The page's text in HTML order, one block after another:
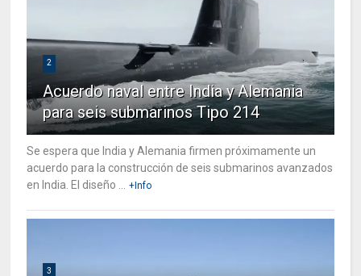
2
Acuerdo naval entre India y Alemania
para seis submarinos Tipo 214
Se espera que India y Alemania firmen próximamente un
acuerdo para la construcción de seis submarinos avanzados
en India. El diseño ...
+Info
3